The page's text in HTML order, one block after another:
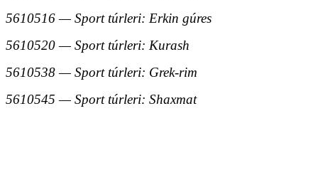
5610516 — Sport túrleri: Erkin gúres
5610520 — Sport túrleri: Kurash
5610538 — Sport túrleri: Grek-rim
5610545 — Sport túrleri: Shaxmat